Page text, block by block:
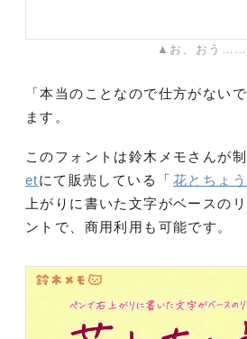
▲お、おう……
「本当のことなので仕方がない
ます。
このフォントは鈴木メモさんが制
etにて販売している「 花とちょう
上がりに書いた文字がベースの
ントで、商用利用も可能です。